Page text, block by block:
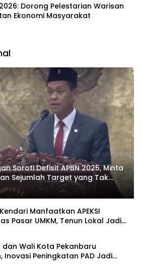
Dorong Pelestarian Warisan
Ekonomi Masyarakat
Soroti Defisit APBN 2025, Minta
Sejumlah Target yang Tak
Manfaatkan APEKSI
Pasar UMKM, Tenun Lokal Jadi
dan Wali Kota Pekanbaru
Inovasi Peningkatan PAD Jadi